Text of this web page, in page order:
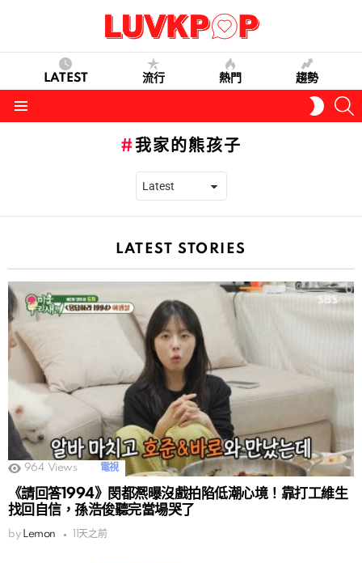
LATEST 流行 熱門 趨勢
SKIN
我家的熊孩子
LATEST STORIES
964 Views 電視
《請回答1994》閔都凞曝沒戲拍陷低潮心境！靠打工維生
找回自信，孫浩俊聽完當場哭了
by Lemon 11天之前